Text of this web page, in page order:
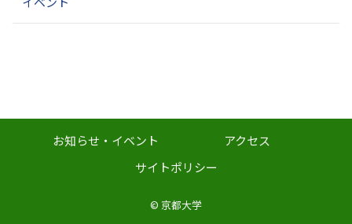
© 京都大学
お知らせ・イベント
アクセス
サイトポリシー